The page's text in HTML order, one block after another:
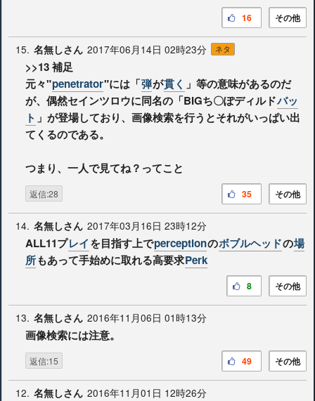
その他
16
15. 名無しさん 2017年06月14日 02時23分 ネタ
>>13補足
元々"penetrator"には「弾が貫く 」等の意味があるのだ
が、偶然セインツロウに同名の「BIGち〇ぽディルドバッ
ト 」が登場しており、画像検索を行うとそれがいっぱい出
てくるのである。
つまり、一人で見てね？ってこと
返信:28 その他
35
14. 名無しさん 2017年03月16日 23時12分
ALL11プレイを目指す上でperceptionのボブルヘッドの場
所もあって手始めに取れる高要求Perk
その他
8
13. 名無しさん 2016年11月06日 01時13分
画像検索には注意。
返信:15 その他
49
12. 名無しさん 2016年11月01日 12時26分